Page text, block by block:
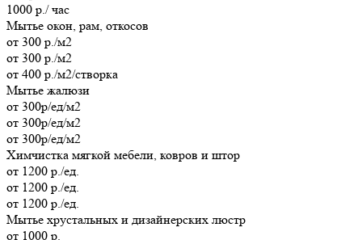
1000 р./ час
Мытье окон, рам, откосов
от 300 р./м2
от 300 р./м2
от 400 р./м2/створка
Мытье жалюзи
от 300р/ед/м2
от 300р/ед/м2
от 300р/ед/м2
Химчистка мягкой мебели, ковров и штор
от 1200 р./ед.
от 1200 р./ед.
от 1200 р./ед.
Мытье хрустальных и дизайнерских люстр
от 1000 р.